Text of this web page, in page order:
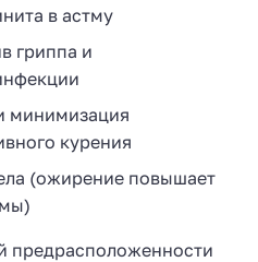
в астму
гриппа и
минимизация
курения
(ожирение повышает
предрасположенности